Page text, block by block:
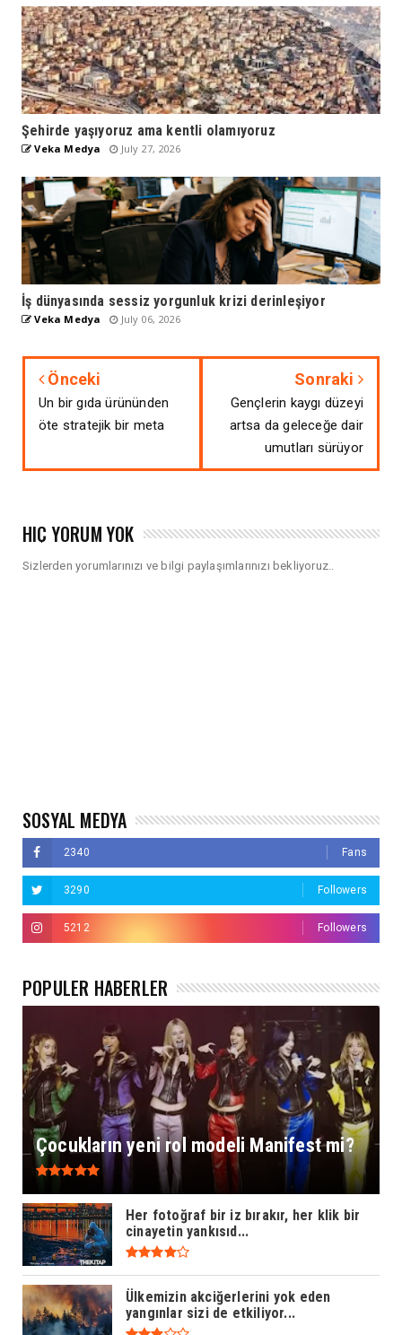
Şehirde yaşıyoruz ama kentli olamıyoruz
Veka Medya July 27, 2026
İş dünyasında sessiz yorgunluk krizi derinleşiyor
Veka Medya July 06, 2026
Önceki
Un bir gıda ürününden
öte stratejik bir meta
Sonraki
Gençlerin kaygı düzeyi
artsa da geleceğe dair
umutları sürüyor
HIÇ YORUM YOK
Sizlerden yorumlarınızı ve bilgi paylaşımlarınızı bekliyoruz..
SOSYAL MEDYA
2340 Fans
3290 Followers
5212 Followers
POPÜLER HABERLER
Çocukların yeni rol modeli Manifest mi?
Her fotoğraf bir iz bırakır, her klik bir
cinayetin yankısıd...
Ülkemizin akciğerlerini yok eden
yangınlar sizi de etkiliyor...